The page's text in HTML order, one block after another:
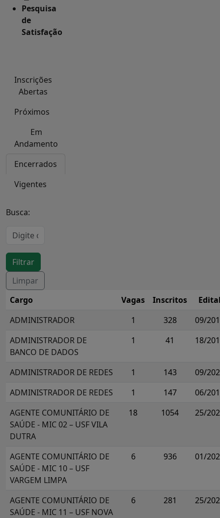
Pesquisa
de
Satisfação
Inscrições
Abertas
Próximos
Em
Andamento
Encerrados
Vigentes
Busca:
Cargo Vagas Inscritos
ADMINISTRADOR
1 328
09/
ADMINISTRADOR DE
BANCO DE DADOS
1 41 18/
ADMINISTRADOR DE REDES 1 143
09/
ADMINISTRADOR DE REDES
1 147
06/
AGENTE COMUNITÁRIO DE
SAÚDE - MIC 02 – USF VILA
DUTRA
18 1054 25/
AGENTE COMUNITÁRIO DE
SAÚDE - MIC 10 – USF
VARGEM LIMPA
6 936 01/
AGENTE COMUNITÁRIO DE
SAÚDE - MIC 11 – USF NOVA
6 281 25/